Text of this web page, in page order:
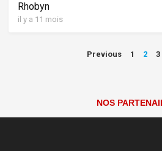
Rhobyn
il y a 11 mois
Previous 1 2 3